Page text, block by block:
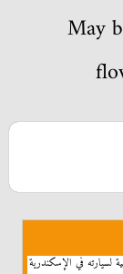
في الإسكندرية